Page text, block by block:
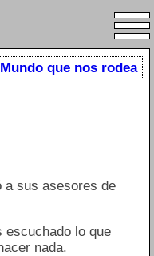
que nos rodea
a sus asesores de
escuchado lo que
nada.